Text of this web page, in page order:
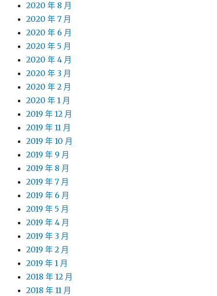
2020 年 8 月
2020 年 7 月
2020 年 6 月
2020 年 5 月
2020 年 4 月
2020 年 3 月
2020 年 2 月
2020 年 1 月
2019 年 12 月
2019 年 11 月
2019 年 10 月
2019 年 9 月
2019 年 8 月
2019 年 7 月
2019 年 6 月
2019 年 5 月
2019 年 4 月
2019 年 3 月
2019 年 2 月
2019 年 1 月
2018 年 12 月
2018 年 11 月